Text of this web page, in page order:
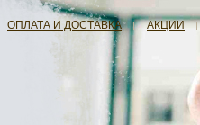
ОПЛАТА И ДОСТАВКА АКЦИИ